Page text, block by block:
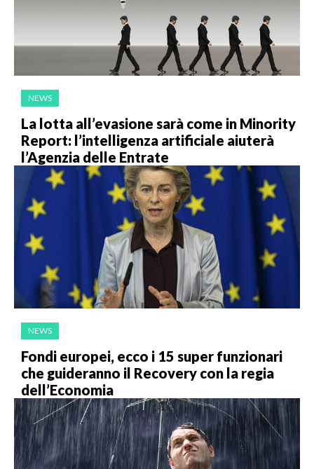
NEWS
La lotta all’evasione sarà come in Minority
Report: l’intelligenza artificiale aiuterà
l’Agenzia delle Entrate
NEWS
Fondi europei, ecco i 15 super funzionari
che guideranno il Recovery con la regia
dell’Economia